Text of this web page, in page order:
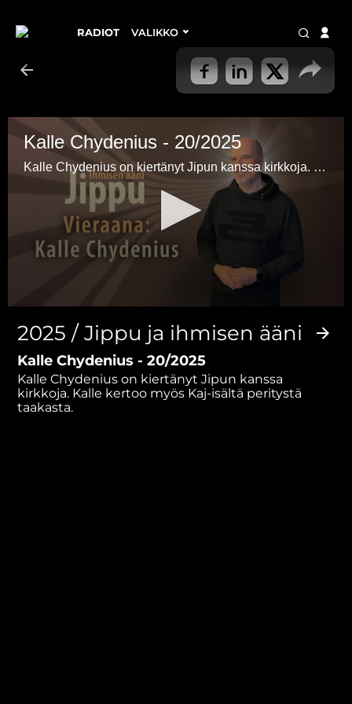
RADIOT VALIKKO
Kalle Chydenius - 20/2025
Kalle Chydenius on kiertänyt Jipun kanssa kirkkoja. Kalle kertoo myös Kaj-isältä peritystä taakasta.
seconds
minutes,
17
seconds
2025 / Jippu ja ihmisen ääni
Kalle Chydenius - 20/2025
Kalle Chydenius on kiertänyt Jipun kanssa
kirkkoja. Kalle kertoo myös Kaj-isältä peritystä
taakasta.